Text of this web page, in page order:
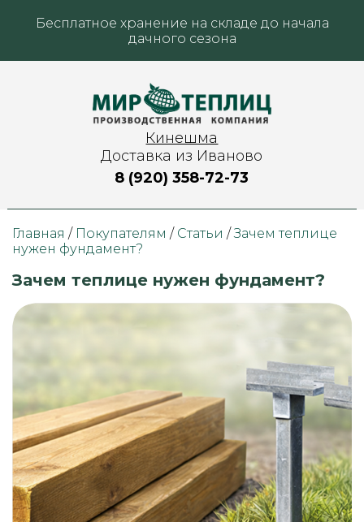
Бесплатное хранение на складе до начала
дачного сезона
Кинешма
Доставка из Иваново
8 (920) 358-72-73
Главная / Покупателям / Статьи /Зачем теплице
нужен фундамент?
Зачем теплице нужен фундамент?